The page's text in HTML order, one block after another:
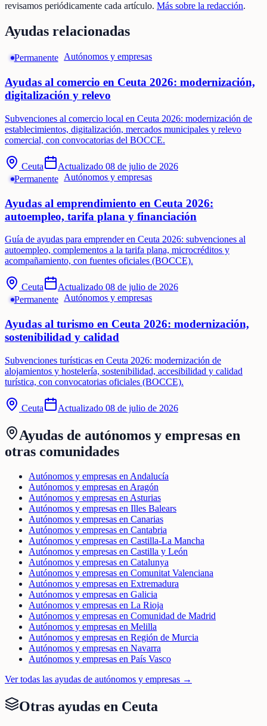
revisamos periódicamente cada artículo. Más sobre la redacción.
Ayudas relacionadas
Permanente Autónomos y empresas
Ayudas al comercio en Ceuta 2026: modernización,
digitalización y relevo
Subvenciones al comercio local en Ceuta 2026: modernización de
establecimientos, digitalización, mercados municipales y relevo
comercial, con convocatorias del BOCCE.
Ceuta Actualizado 08 de julio de 2026
Permanente Autónomos y empresas
Ayudas al emprendimiento en Ceuta 2026:
autoempleo, tarifa plana y financiación
Guía de ayudas para emprender en Ceuta 2026: subvenciones al
autoempleo, complementos a la tarifa plana, microcréditos y
acompañamiento, con fuentes oficiales (BOCCE).
Ceuta Actualizado 08 de julio de 2026
Permanente Autónomos y empresas
Ayudas al turismo en Ceuta 2026: modernización,
sostenibilidad y calidad
Subvenciones turísticas en Ceuta 2026: modernización de
alojamientos y hostelería, sostenibilidad, accesibilidad y calidad
turística, con convocatorias oficiales (BOCCE).
Ceuta Actualizado 08 de julio de 2026
Ayudas de autónomos y empresas en
otras comunidades
Autónomos y empresas en Andalucía
Autónomos y empresas en Aragón
Autónomos y empresas en Asturias
Autónomos y empresas en Illes Balears
Autónomos y empresas en Canarias
Autónomos y empresas en Cantabria
Autónomos y empresas en Castilla-La Mancha
Autónomos y empresas en Castilla y León
Autónomos y empresas en Catalunya
Autónomos y empresas en Comunitat Valenciana
Autónomos y empresas en Extremadura
Autónomos y empresas en Galicia
Autónomos y empresas en La Rioja
Autónomos y empresas en Comunidad de Madrid
Autónomos y empresas en Melilla
Autónomos y empresas en Región de Murcia
Autónomos y empresas en Navarra
Autónomos y empresas en País Vasco
Ver todas las ayudas de autónomos y empresas →
Otras ayudas en Ceuta